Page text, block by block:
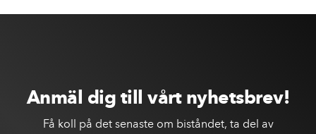
Anmäl dig till vårt nyhetsbrev!
Få koll på det senaste om biståndet, ta del av